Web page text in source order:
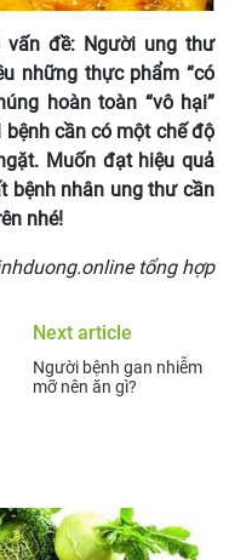
đề: Người ung thư
những thực phẩm “có
hoàn toàn “vô hại”
cần có một chế độ
Muốn đạt hiệu quả
bệnh nhân ung thư cần
nhé!
tổng hợp
Next article
Người bệnh gan nhiễm
mỡ nên ăn gì?